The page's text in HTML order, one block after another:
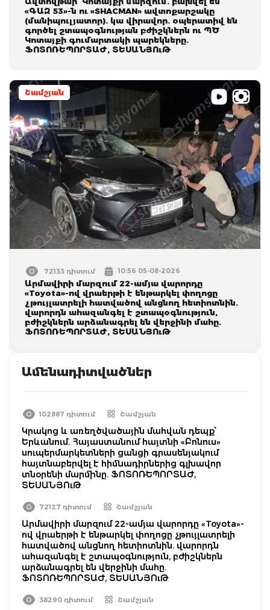
«ԳԱԶ 53»-ն ու «SHACMAN» ավտոքարշակը
(մանիպուլյատոր). կա վիրավոր. օպերատիվ են
գործել շտապօգնության բժիշկներն ու ՊԾ
Կոտայքի գումարտակի պարեկները.
ՖՈՏՈՌԵՊՈՐՏԱԺ, ՏԵՍԱՆՅՈւԹ
Շամշյան
72133 դիտում 10:56 05-08-2026
Արմավիրի մարզում 22-ամյա վարորդը
«Toyota»-ով վրաերթի է ենթարկել փողոցը
չթույլատրելի հատվածով անցնող հետիոտնին.
վարորդն ահազանգել է շտապօգնություն,
բժիշկներն արձանագրել են վերջինի մահը.
ՖՈՏՈՌԵՊՈՐՏԱԺ, ՏԵՍԱՆՅՈւԹ
Ամենադիտվածներ
102887 դիտում Շամշյան
Կրակոց և առեղծվածային մահվան դեպք՝
Երևանում. Հայաստանում հայտնի «Բոնուս»
սուպերմարկետների ցանցի գրասենյակում
հայտնաբերվել է հիմնադիրներից գլխավոր
տնօրենի մարմինը. ՖՈՏՈՌԵՊՈՐՏԱԺ,
ՏԵՍԱՆՅՈւԹ
72127 դիտում Շամշյան
Արմավիրի մարզում 22-ամյա վարորդը «Toyota»-
ով վրաերթի է ենթարկել փողոցը չթույլատրելի
հատվածով անցնող հետիոտնին. վարորդն
ահազանգել է շտապօգնություն, բժիշկներն
արձանագրել են վերջինի մահը.
ՖՈՏՈՌԵՊՈՐՏԱԺ, ՏԵՍԱՆՅՈւԹ
38290 դիտում Շամշյան